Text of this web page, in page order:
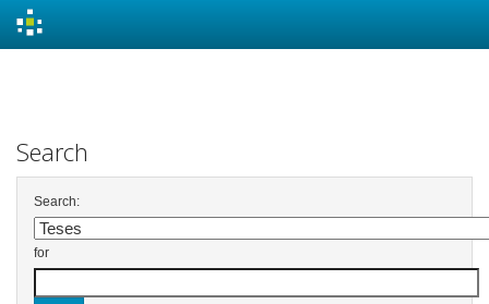
Search
Search:
for